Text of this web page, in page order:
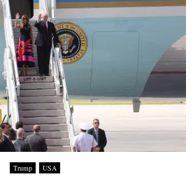
Trump USA